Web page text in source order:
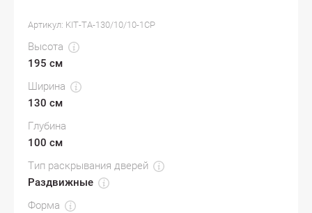
Артикул: KIT-TA-130/10/10-1CP
Высота
195 см
Ширина
130 см
Глубина
100 см
Тип раскрывания дверей
Раздвижные
Форма